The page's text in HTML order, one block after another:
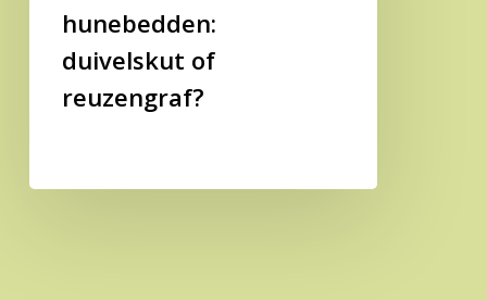
duivelskut
reuzengraf?
hunebedden:
duivelskut of
reuzengraf?